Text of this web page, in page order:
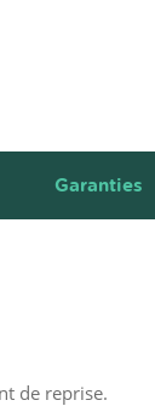
Garanties
de reprise.